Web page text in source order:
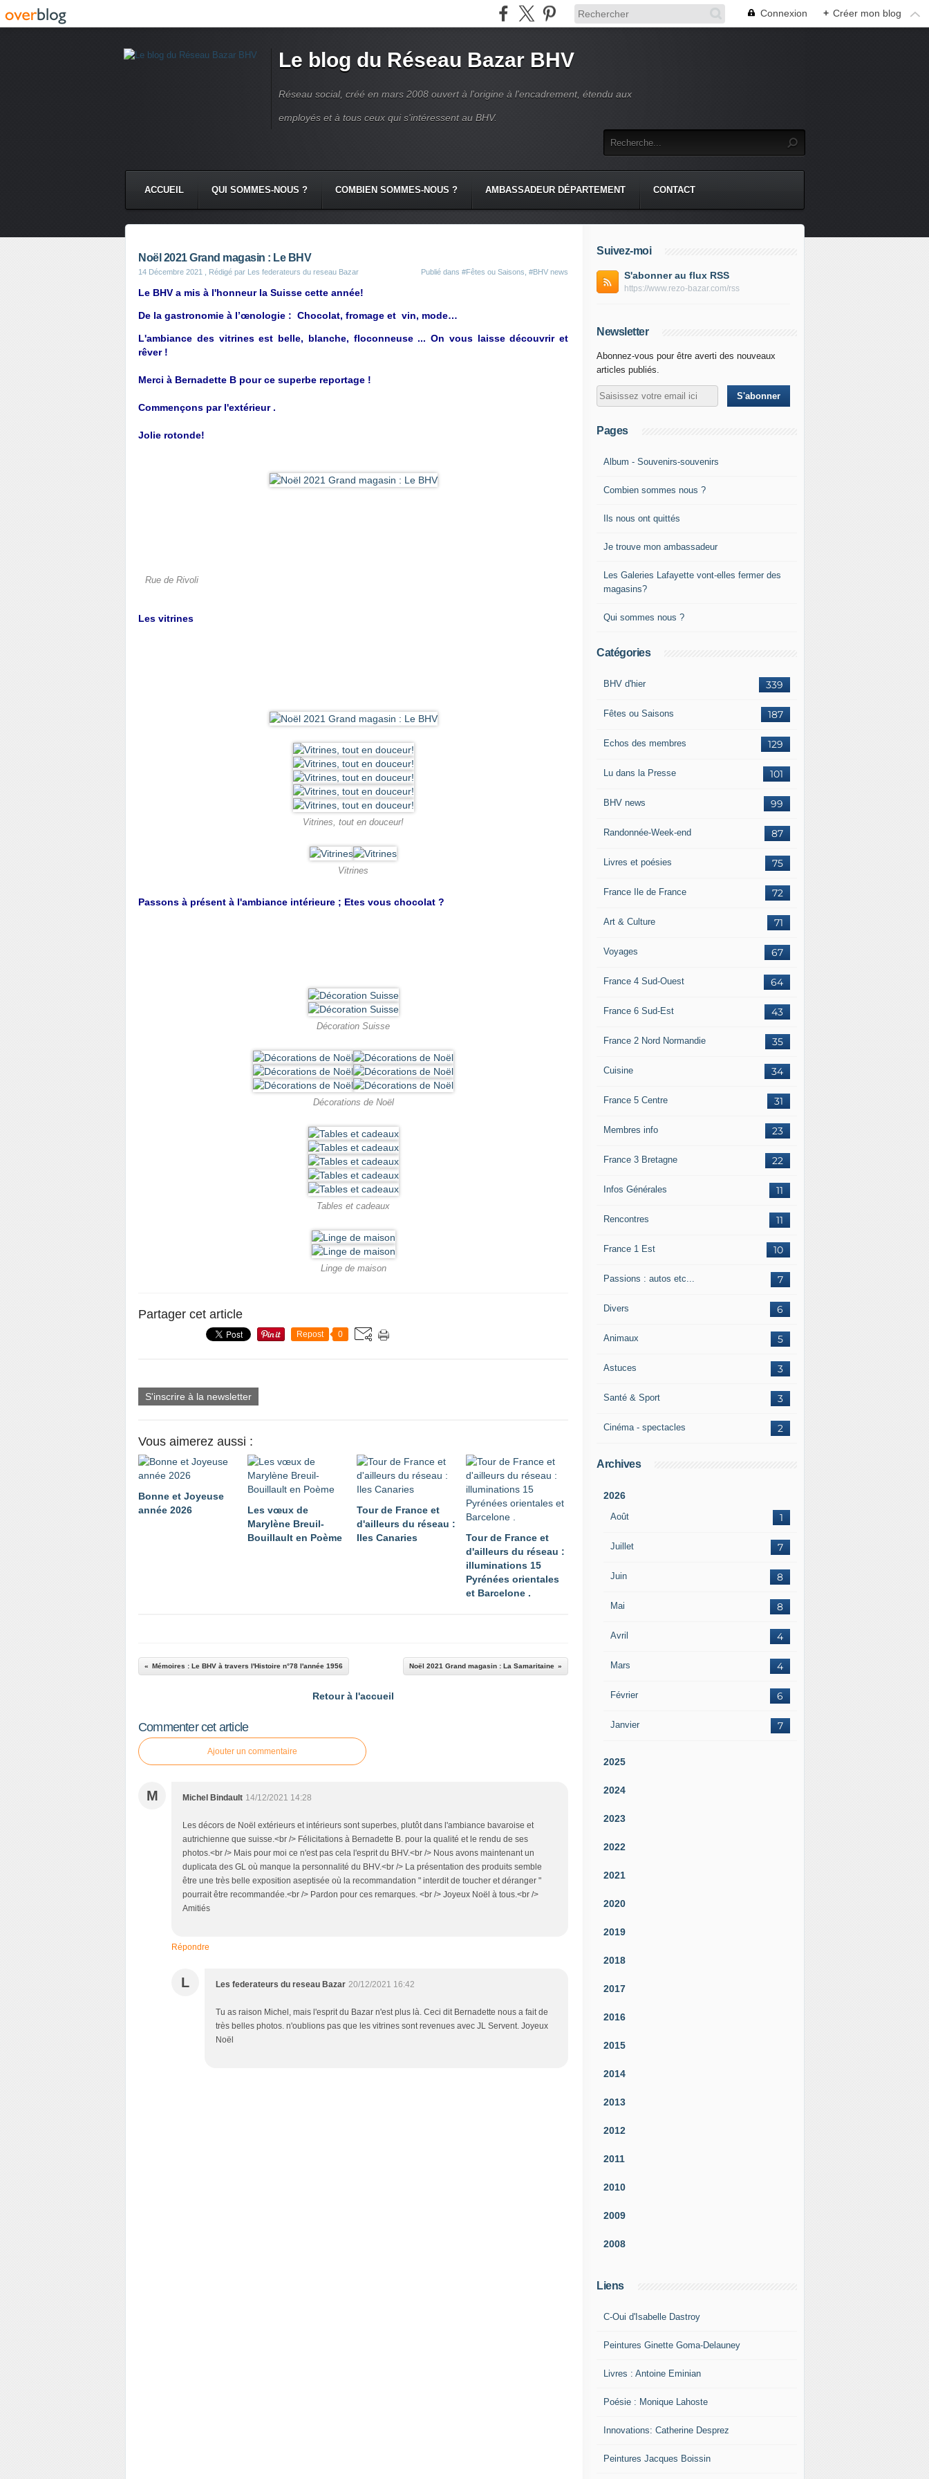
Connexion + Créer mon blog
Le blog du Réseau Bazar BHV
Réseau social, créé en mars 2008 ouvert à l'origine à l'encadrement, étendu aux
employés et à tous ceux qui s'intéressent au BHV.
ACCUEIL QUI SOMMES-NOUS ? COMBIEN SOMMES-NOUS ? AMBASSADEUR DÉPARTEMENT CONTACT
Noël 2021 Grand magasin : Le BHV
14 Décembre 2021 , Rédigé par Les federateurs du reseau Bazar Publié dans #Fêtes ou Saisons #BHV news
Le BHV a mis à l'honneur la Suisse cette année!
De la gastronomie à l’œnologie : Chocolat, fromage et vin, mode…
L'ambiance des vitrines est belle, blanche, floconneuse ... On vous laisse découvrir et
rêver !
Merci à Bernadette B pour ce superbe reportage !
Commençons par l'extérieur .
Jolie rotonde!
Rue de Rivoli
Les vitrines
Vitrines, tout en douceur!
Vitrines
Passons à présent à l'ambiance intérieure ; Etes vous chocolat ?
Décoration Suisse
Décorations de Noël
Tables et cadeaux
Linge de maison
Partager cet article
Repost 0
S'inscrire à la newsletter
Vous aimerez aussi :
Bonne et Joyeuse
année 2026
Les vœux de
Marylène Breuil-
Bouillault en Poème
Tour de France et
d'ailleurs du réseau :
Iles Canaries
Tour de France et
d'ailleurs du réseau :
illuminations 15
Pyrénées orientales
et Barcelone .
Mémoires : Le BHV à travers l'Histoire n°78 l'année 1956 Noël 2021 Grand magasin : La Samaritaine
Retour à l'accueil
Commenter cet article
Ajouter un commentaire
M Michel Bindault 14/12/2021 14:28
Les décors de Noël extérieurs et intérieurs sont superbes, plutôt dans l'ambiance bavaroise et
autrichienne que suisse.<br /> Félicitations à Bernadette B. pour la qualité et le rendu de ses
photos.<br /> Mais pour moi ce n'est pas cela l'esprit du BHV.<br /> Nous avons maintenant un
duplicata des GL où manque la personnalité du BHV.<br /> La présentation des produits semble
être une très belle exposition aseptisée où la recommandation " interdit de toucher et déranger "
pourrait être recommandée.<br /> Pardon pour ces remarques. <br /> Joyeux Noël à tous.<br />
Amitiés
Répondre
L Les federateurs du reseau Bazar 20/12/2021 16:42
Tu as raison Michel, mais l'esprit du Bazar n'est plus là. Ceci dit Bernadette nous a fait de
très belles photos. n'oublions pas que les vitrines sont revenues avec JL Servent. Joyeux
Noël
Suivez-moi
S'abonner au flux RSS
https://www.rezo-bazar.com/rss
Newsletter
Abonnez-vous pour être averti des nouveaux
articles publiés.
Pages
Album - Souvenirs-souvenirs
Combien sommes nous ?
Ils nous ont quittés
Je trouve mon ambassadeur
Les Galeries Lafayette vont-elles fermer des
magasins?
Qui sommes nous ?
Catégories
339
BHV d'hier
187
Fêtes ou Saisons
129
Echos des membres
101
Lu dans la Presse
99
BHV news
87
Randonnée-Week-end
75
Livres et poésies
72
France Ile de France
71
Art & Culture
67
Voyages
64
France 4 Sud-Ouest
43
France 6 Sud-Est
35
France 2 Nord Normandie
34
Cuisine
31
France 5 Centre
23
Membres info
22
France 3 Bretagne
11
Infos Générales
11
Rencontres
10
France 1 Est
7
Passions : autos etc...
6
Divers
5
Animaux
3
Astuces
3
Santé & Sport
2
Cinéma - spectacles
Archives
2026
Août 1
Juillet 7
Juin 8
Mai 8
Avril 4
Mars 4
Février 6
Janvier 7
2025
2024
2023
2022
2021
2020
2019
2018
2017
2016
2015
2014
2013
2012
2011
2010
2009
2008
Liens
C-Oui d'Isabelle Dastroy
Peintures Ginette Goma-Delauney
Livres : Antoine Eminian
Poésie : Monique Lahoste
Innovations: Catherine Desprez
Peintures Jacques Boissin